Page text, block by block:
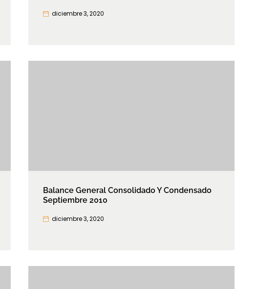
diciembre 3, 2020
Balance General Consolidado Y Condensado
Septiembre 2010
diciembre 3, 2020